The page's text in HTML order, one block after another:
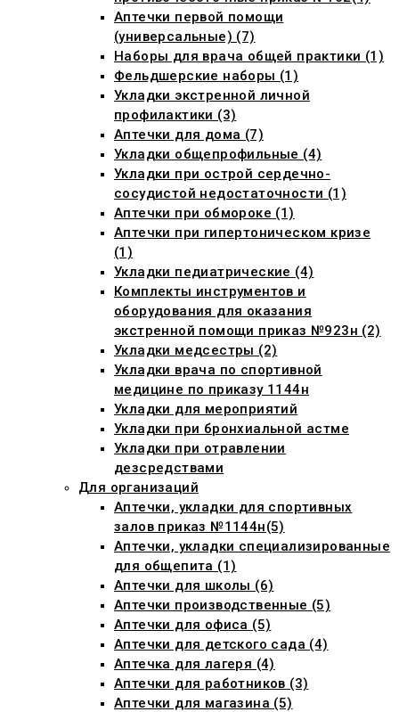
Аптечки первой помощи
(универсальные) (7)
Наборы для врача общей практики (1)
Фельдшерские наборы (1)
Укладки экстренной личной
профилактики (3)
Аптечки для дома (7)
Укладки общепрофильные (4)
Укладки при острой сердечно-
сосудистой недостаточности (1)
Аптечки при обмороке (1)
Аптечки при гипертоническом кризе
(1)
Укладки педиатрические (4)
Комплекты инструментов и
оборудования для оказания
экстренной помощи приказ №923н (2)
Укладки медсестры (2)
Укладки врача по спортивной
медицине по приказу 1144н
Укладки для мероприятий
Укладки при бронхиальной астме
Укладки при отравлении
дезсредствами
Для организаций
Аптечки, укладки для спортивных
залов приказ №1144н(5)
Аптечки, укладки специализированные
для общепита (1)
Аптечки для школы (6)
Аптечки производственные (5)
Аптечки для офиса (5)
Аптечки для детского сада (4)
Аптечка для лагеря (4)
Аптечки для работников (3)
Аптечки для магазина (5)